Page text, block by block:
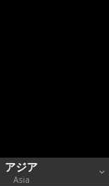
アジア
Asia